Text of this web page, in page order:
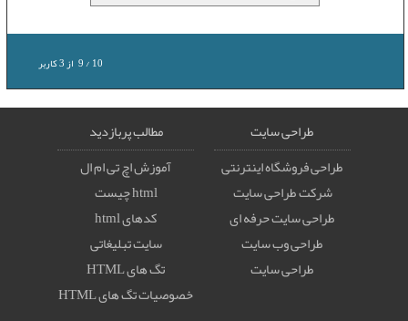
9/10 از3کاربر
طراحی سایت
طراحی فروشگاه اینترنتی
شرکت طراحی سایت
طراحی سایت حرفه ای
طراحی وب سایت
طراحی سایت
مطالب پربازدید
آموزش اچ تی ام ال
html چیست
کدهای html
سایت تبلیغاتی
تگ های HTML
خصوصيات تگ های HTML